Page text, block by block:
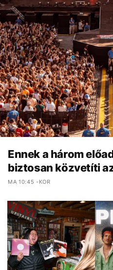
Ennek a három
biztosan közvetíti
MA 10:45 -KOR